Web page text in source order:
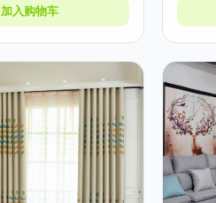
加入购物车